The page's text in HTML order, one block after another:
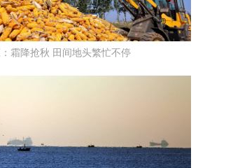
霜降抢秋 田间地头繁忙不停